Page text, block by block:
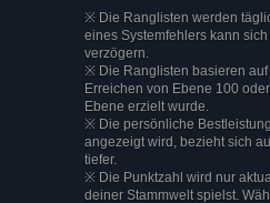
※ Die Ranglisten werden
eines Systemfehlers kann
verzögern.
※ Die Ranglisten basieren
Erreichen von Ebene 100
Ebene erzielt wurde.
※ Die persönliche
angezeigt wird, bezieht sich
tiefer.
※ Die Punktzahl wird nur
deiner Stammwelt spielst.